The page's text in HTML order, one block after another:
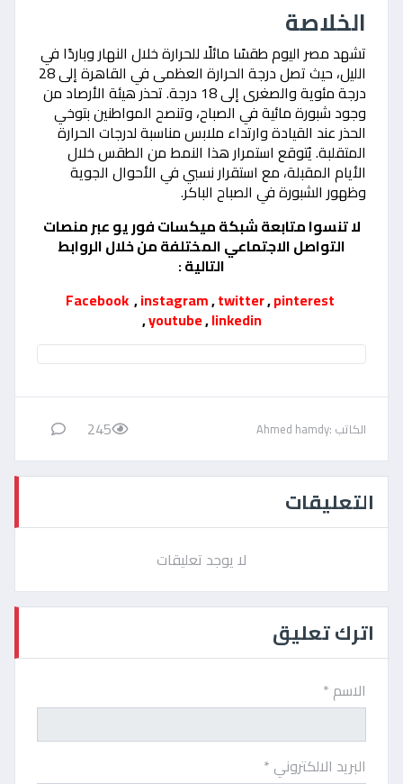
الخلاصة
تشهد مصر اليوم طقسًا مائلًا للحرارة خلال النهار وباردًا في
الليل، حيث تصل درجة الحرارة العظمى في القاهرة إلى 28
درجة مئوية والصغرى إلى 18 درجة. تحذر هيئة الأرصاد من
وجود شبورة مائية في الصباح، وتنصح المواطنين بتوخي
الحذر عند القيادة وارتداء ملابس مناسبة لدرجات الحرارة
المتقلبة. يُتوقع استمرار هذا النمط من الطقس خلال
الأيام المقبلة، مع استقرار نسبي في الأحوال الجوية
وظهور الشبورة في الصباح الباكر.
لا تنسوا متابعة شبكة ميكسات فور يو عبر منصات
التواصل الاجتماعي المختلفة من خلال الروابط
التالية :
Facebook ,instagram,twitter,pinterest
,youtube,linkedin
الكاتب :Ahmed hamdy 245
التعليقات
لا يوجد تعليقات
اترك تعليق
الاسم *
البريد الالكتروني *